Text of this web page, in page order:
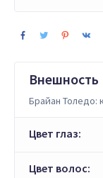
Внешность
Брайан Толедо:
Цвет глаз:
Цвет волос: